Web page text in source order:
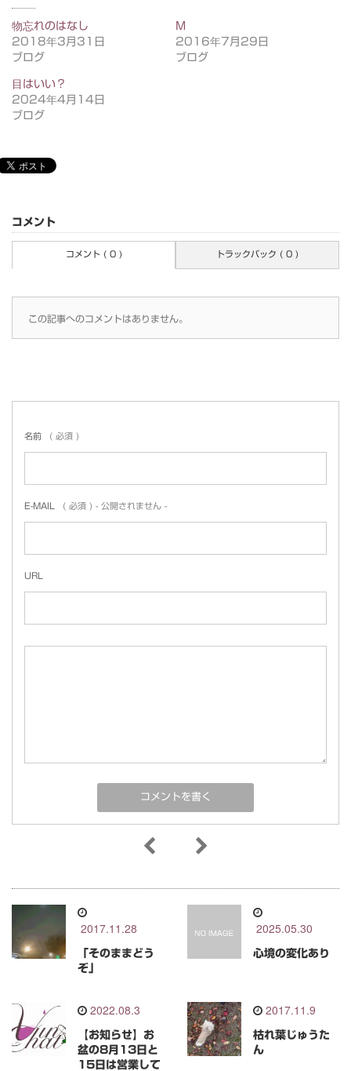
物忘れのはなし
2018年3月31日
ブログ
M
2016年7月29日
ブログ
目はいい？
2024年4月14日
ブログ
コメント
コメント ( 0 ) トラックバック ( 0 )
この記事へのコメントはありません。
名前 ( 必須 )
E-MAIL ( 必須 ) - 公開されません -
URL
2017.11.28
「そのままどう
ぞ」
2025.05.30
心境の変化あり
2022.08.3
【お知らせ】お
盆の8月13日と
15日は営業して
2017.11.9
枯れ葉じゅうた
ん